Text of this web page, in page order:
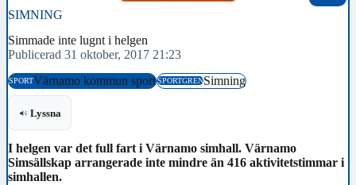
SIMNING
Simmade inte lugnt i helgen
Publicerad 31 oktober, 2017 21:23
SPORTVärnamo kommun sportSPORTGRENSimning
Lyssna
I helgen var det full fart i Värnamo simhall. Värnamo
Simsällskap arrangerade inte mindre än 416 aktivitetstimmar i
simhallen.